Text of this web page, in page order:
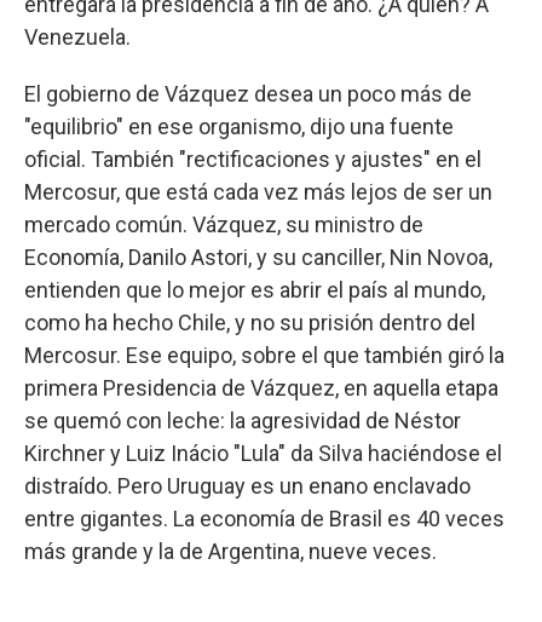
Venezuela.
El gobierno de Vázquez desea un poco más de
"equilibrio" en ese organismo, dijo una fuente
oficial. También "rectificaciones y ajustes" en el
Mercosur, que está cada vez más lejos de ser un
mercado común. Vázquez, su ministro de
Economía, Danilo Astori, y su canciller, Nin Novoa,
entienden que lo mejor es abrir el país al mundo,
como ha hecho Chile, y no su prisión dentro del
Mercosur. Ese equipo, sobre el que también giró la
primera Presidencia de Vázquez, en aquella etapa
se quemó con leche: la agresividad de Néstor
Kirchner y Luiz Inácio "Lula" da Silva haciéndose el
distraído. Pero Uruguay es un enano enclavado
entre gigantes. La economía de Brasil es 40 veces
más grande y la de Argentina, nueve veces.